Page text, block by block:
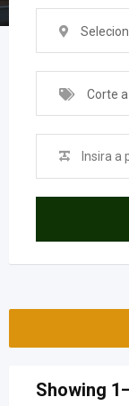
Corte
Showing